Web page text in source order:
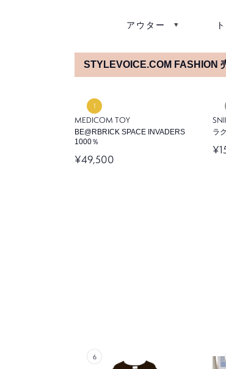
アウター
STYLEVOICE.COM FASHION
MEDICOM TOY
BE@RBRICK SPACE INVADERS
1000％
¥49,500
ラ